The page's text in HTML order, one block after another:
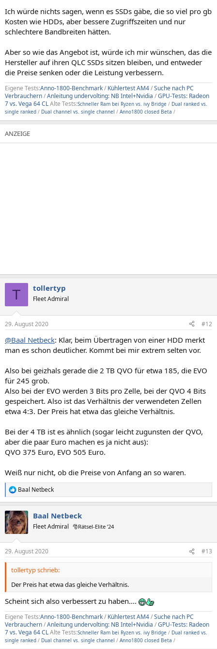
Ich würde nichts sagen, wenn es SSDs gäbe, die so viel pro gb
Kosten wie HDDs, aber bessere Zugriffszeiten und nur
schlechtere Bandbreiten hätten.
Aber so wie das Angebot ist, würde ich mir wünschen, das die
Hersteller auf ihren QLC SSDs sitzen bleiben, und entweder
die Preise senken oder die Leistung verbessern.
Eigene Tests:Anno-1800-Benchmark/ Kühlertest AM4/Suche nach PC
Verbrauchern/Anleitung undervolting: NB Intel+Nvidia /GPU-Tests: Radeon
7 vs. Vega 64 CLAlte Tests:Schneller Ram bei Ryzen vs. ivy Bridge / Dual ranked vs.
single ranked / Dual channel vs. single channel / Anno1800 closed Beta /
T tollertyp
Fleet Admiral
29. August 2020 #12
@Baal Netbeck: Klar, beim Übertragen von einer HDD merkt
man es schon deutlicher. Kommt bei mir extrem selten vor.
Also bei geizhals gerade die 2 TB QVO für etwa 185, die EVO
für 245 grob.
Also bei der EVO werden 3 Bits pro Zelle, bei der QVO 4 Bits
gespeichert. Also ist das Verhältnis der verwendeten Zellen
etwa 4:3. Der Preis hat etwa das gleiche Verhältnis.
Bei der 4 TB ist es ähnlich (sogar leicht zugunsten der QVO,
aber die paar Euro machen es ja nicht aus):
QVO 375 Euro, EVO 505 Euro.
Weiß nur nicht, ob die Preise von Anfang an so waren.
R
e
k
t
i
e
n
Baal Netbeck
Baal Netbeck
Fleet Admiral 🎅Rätsel-Elite ’24
29. August 2020 #13
tollertyp schrieb:
Der Preis hat etwa das gleiche Verhältnis.
Scheint sich also verbessert zu haben....
Eigene Tests:Anno-1800-Benchmark/ Kühlertest AM4/Suche nach PC
Verbrauchern/Anleitung undervolting: NB Intel+Nvidia /GPU-Tests: Radeon
7 vs. Vega 64 CLAlte Tests:Schneller Ram bei Ryzen vs. ivy Bridge / Dual ranked vs.
single ranked / Dual channel vs. single channel / Anno1800 closed Beta /